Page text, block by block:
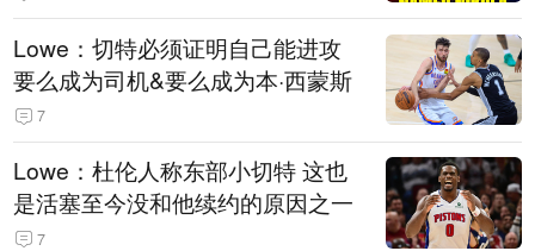
Lowe：切特必须证明自己能进攻
要么成为司机&要么成为本·西蒙斯
7
Lowe：杜伦人称东部小切特 这也
是活塞至今没和他续约的原因之一
7